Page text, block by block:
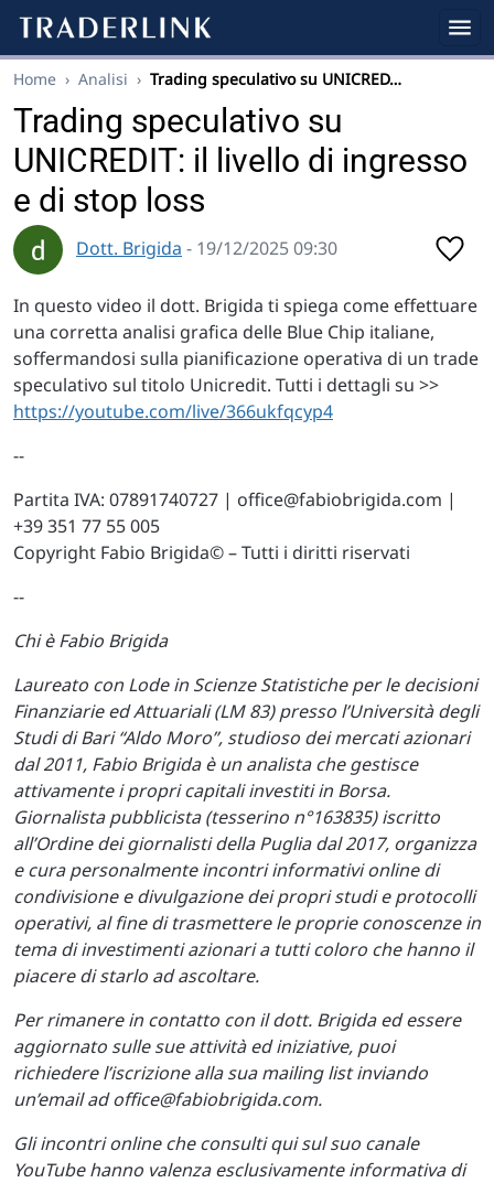
Home › Analisi › Trading speculativo su UNICRED…
Trading speculativo su
UNICREDIT: il livello di ingresso
e di stop loss
Dott. Brigida - 19/12/2025 09:30
In questo video il dott. Brigida ti spiega come effettuare
una corretta analisi grafica delle Blue Chip italiane,
soffermandosi sulla pianificazione operativa di un trade
speculativo sul titolo Unicredit. Tutti i dettagli su >>
https://youtube.com/live/366ukfqcyp4
--
Partita IVA: 07891740727 | office@fabiobrigida.com |
+39 351 77 55 005
Copyright Fabio Brigida© – Tutti i diritti riservati
--
Chi è Fabio Brigida
Laureato con Lode in Scienze Statistiche per le decisioni
Finanziarie ed Attuariali (LM 83) presso l’Università degli
Studi di Bari “Aldo Moro”, studioso dei mercati azionari
dal 2011, Fabio Brigida è un analista che gestisce
attivamente i propri capitali investiti in Borsa.
Giornalista pubblicista (tesserino n°163835) iscritto
all’Ordine dei giornalisti della Puglia dal 2017, organizza
e cura personalmente incontri informativi online di
condivisione e divulgazione dei propri studi e protocolli
operativi, al fine di trasmettere le proprie conoscenze in
tema di investimenti azionari a tutti coloro che hanno il
piacere di starlo ad ascoltare.
Per rimanere in contatto con il dott. Brigida ed essere
aggiornato sulle sue attività ed iniziative, puoi
richiedere l’iscrizione alla sua mailing list inviando
un’email adoffice@fabiobrigida.com.
Gli incontri online che consulti qui sul suo canale
YouTube hanno valenza esclusivamente informativa di